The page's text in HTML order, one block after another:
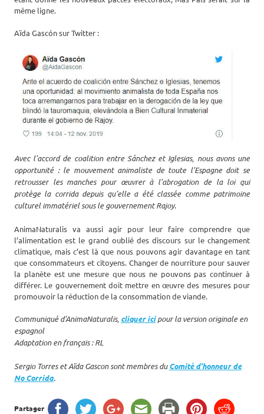
même ligne.
Aïda Gascón sur Twitter :
Avec l’accord de coalition entre Sánchez et Iglesias, nous avons une
opportunité : le mouvement animaliste de toute l’Espagne doit se
retrousser les manches pour œuvrer à l’abrogation de la loi qui
protège la corrida depuis qu’elle a été classée comme patrimoine
culturel immatériel sous le gouvernement Rajoy.
AnimaNaturalis va aussi agir pour leur faire comprendre que
l’alimentation est le grand oublié des discours sur le changement
climatique, mais c’est là que nous pouvons agir davantage en tant
que consommateurs et citoyens. Changer de nourriture pour sauver
la planète est une mesure que nous ne pouvons pas continuer à
différer. Le gouvernement doit mettre en œuvre des mesures pour
promouvoir la réduction de la consommation de viande.
Communiqué d’AnimaNaturalis, cliquer icipour la version originale en
espagnol
Adaptation en français : RL
Sergio Torres et Aïda Gascon sont membres duComité d’honneur de
No Corrida.
Partager